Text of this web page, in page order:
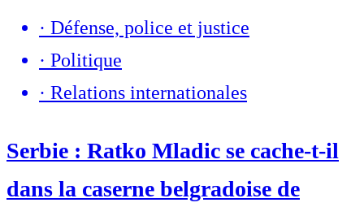
· Défense, police et justice
· Politique
· Relations internationales
Serbie : Ratko Mladic se cache-t-il
dans la caserne belgradoise de